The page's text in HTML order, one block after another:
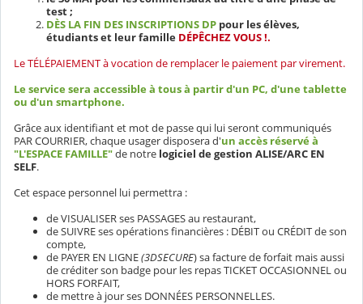
test ;
DÈS LA FIN DES INSCRIPTIONS DP pour les élèves,
étudiants et leur famille DÉPÊCHEZ VOUS !.
Le TÉLÉPAIEMENT à vocation de remplacer le paiement par virement.
Le service sera accessible à tous à partir d'un PC, d'une tablette
ou d'un smartphone.
Grâce aux identifiant et mot de passe qui lui seront communiqués
PAR COURRIER, chaque usager disposera d'un accès réservé à
"L'ESPACE FAMILLE"de notre logiciel de gestion ALISE/ARC EN
SELF.
Cet espace personnel lui permettra :
de VISUALISER ses PASSAGES au restaurant,
de SUIVRE ses opérations financières : DÉBIT ou CRÉDIT de son
compte,
de PAYER EN LIGNE(3DSECURE) sa facture de forfait mais aussi
de créditer son badge pour les repas TICKET OCCASIONNEL ou
HORS FORFAIT,
de mettre à jour ses DONNÉES PERSONNELLES.